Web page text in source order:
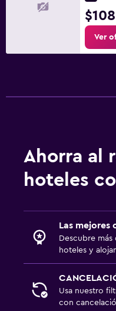
$108
Ver
Ahorra al
hoteles
Las mejores
Descubre
hoteles y
Usa nuestro
con